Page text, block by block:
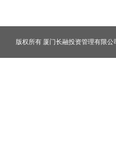
版权所有 厦门长融投资管理有限